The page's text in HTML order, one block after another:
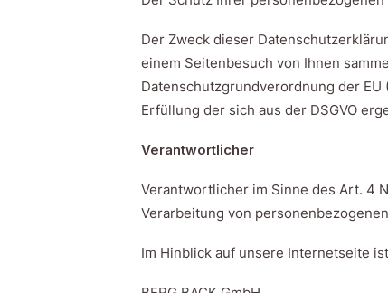
Der Zweck dieser
einem Seitenbesuch von Ihnen
Datenschutzgrundverordnung der EU
Erfüllung der sich aus der DSGVO
Verantwortlicher
Verantwortlicher im Sinne des Art. 4
Verarbeitung von
Im Hinblick auf unsere Internetseite